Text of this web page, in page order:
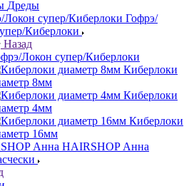
Дреды
Гофрэ/
Киберлоки
Назад
Локон супер/Киберлоки
Киберлоки
8мм
Киберлоки
4мм
Киберлоки
16мм
HAIRSHOP Анна